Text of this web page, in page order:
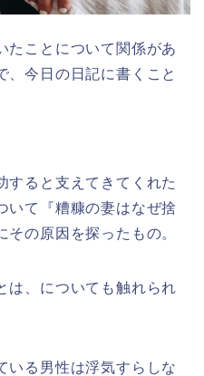
たことについて関係があ
、今日の日記に書くこと
すると支えてきてくれた
いて『糟糠の妻はなぜ捨
の原因を探ったもの。
は、についても触れられ
いる男性は浮気すらしな